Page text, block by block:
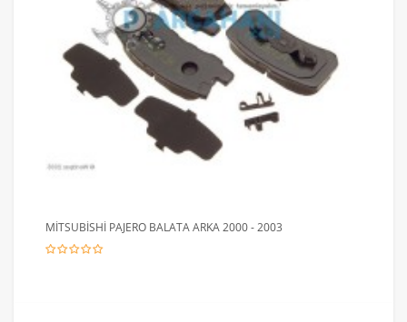
MİTSUBİSHİ PAJERO BALATA ARKA 2000 - 2003